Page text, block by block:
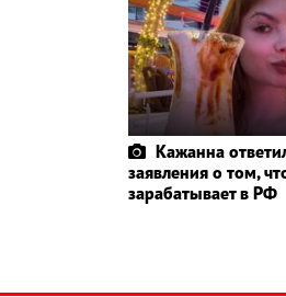
Кажанна
заявления о том,
зарабатывает в РФ